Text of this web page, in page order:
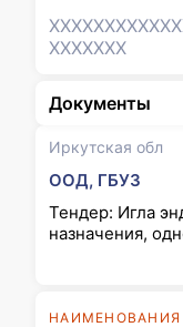
Иркутская обл
ООД, ГБУЗ
Тендер: Игла
назначения,
НАИМЕНОВАНИЯ
XXXXXXX
XXXXXXX
Документы